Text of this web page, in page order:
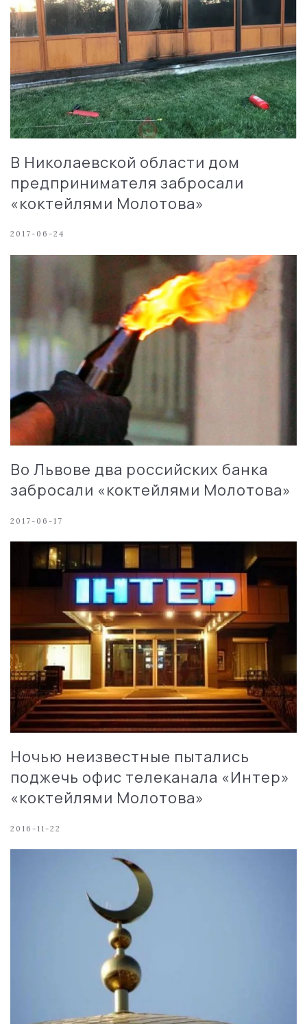
В Николаевской области дом
предпринимателя забросали
«коктейлями Молотова»
2017-06-24
Во Львове два российских банка
забросали «коктейлями Молотова»
2017-06-17
Ночью неизвестные пытались
поджечь офис телеканала «Интер»
«коктейлями Молотова»
2016-11-22